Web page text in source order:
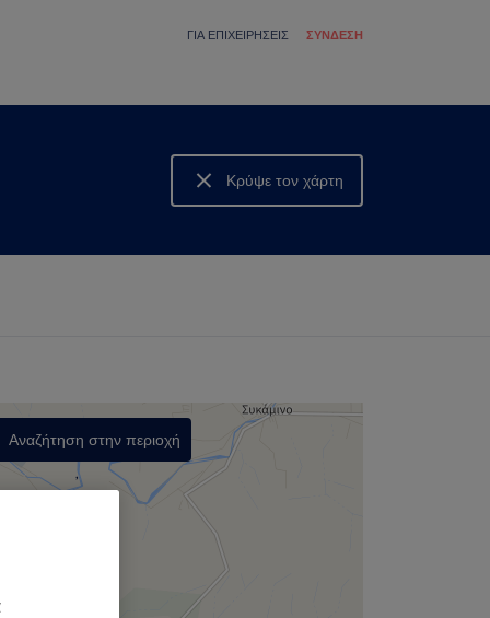
ΓΙΑ ΕΠΙΧΕΙΡΉΣΕΙΣ ΣΎΝΔΕΣΗ
Κρύψε τον χάρτη
Δες τον χάρτη
Αναζήτηση στην περιοχή
,